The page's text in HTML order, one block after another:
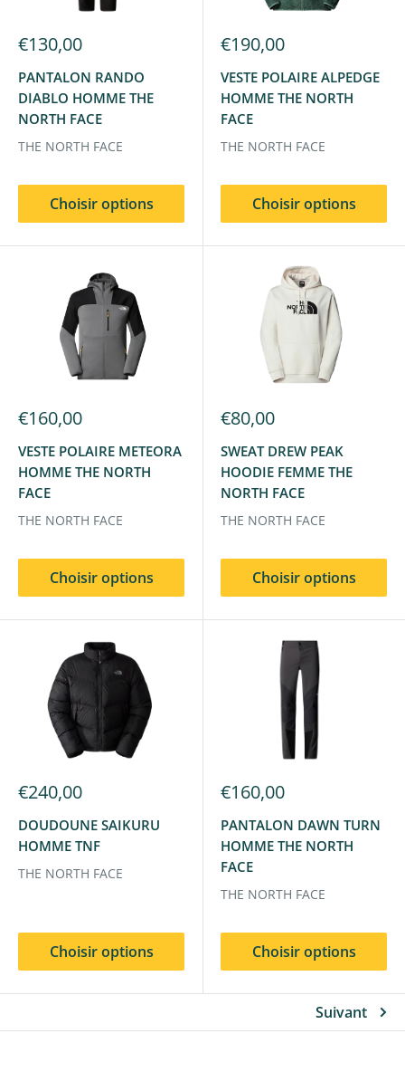
€130,00
PANTALON RANDO
DIABLO HOMME THE
NORTH FACE
THE NORTH FACE
Choisir options
€190,00
VESTE POLAIRE ALPEDGE
HOMME THE NORTH
FACE
THE NORTH FACE
Choisir options
€160,00
VESTE POLAIRE METEORA
HOMME THE NORTH
FACE
THE NORTH FACE
Choisir options
€80,00
SWEAT DREW PEAK
HOODIE FEMME THE
NORTH FACE
THE NORTH FACE
Choisir options
€240,00
DOUDOUNE SAIKURU
HOMME TNF
THE NORTH FACE
Choisir options
€160,00
PANTALON DAWN TURN
HOMME THE NORTH
FACE
THE NORTH FACE
Choisir options
Suivant